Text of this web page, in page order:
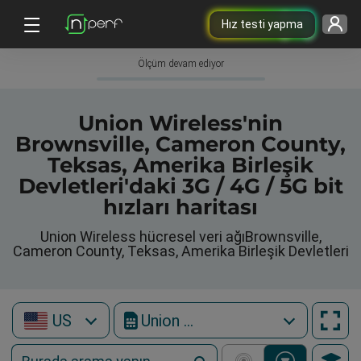
Hız testi yapma
Ölçüm devam ediyor
Union Wireless'nin
Brownsville, Cameron County,
Teksas, Amerika Birleşik
Devletleri'daki 3G / 4G / 5G bit
hızları haritası
Union Wireless hücresel veri ağıBrownsville,
Cameron County, Teksas, Amerika Birleşik Devletleri
US Union Wireless